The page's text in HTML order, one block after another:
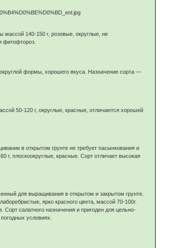
массой 140-150 г, розовые, округлые, не
фитофтороз.
формы, хорошего вкуса. Назначение сорта —
50-120 г, округлые, красные, отличаются хорошей
в открытом грунте не требует пасынкования и
плоскоокруглые, красные. Сорт отличает высокая
для выращивания в открытом и закрытом грунте.
ярко красного цвета, массой 70-100г.
салатного назначения и пригоден для цельно-
условиях.